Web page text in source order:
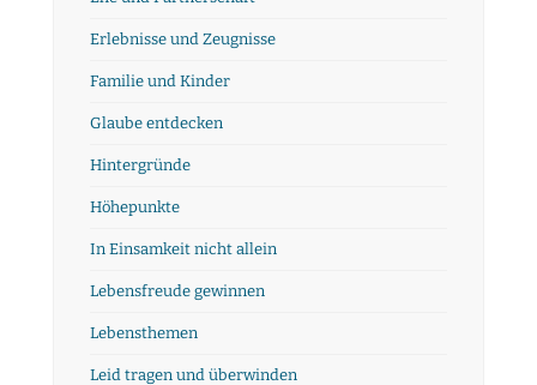
Erlebnisse und Zeugnisse
Familie und Kinder
Glaube entdecken
Hintergründe
Höhepunkte
In Einsamkeit nicht allein
Lebensfreude gewinnen
Lebensthemen
Leid tragen und überwinden